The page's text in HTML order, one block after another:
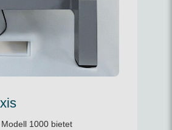
1000 bietet